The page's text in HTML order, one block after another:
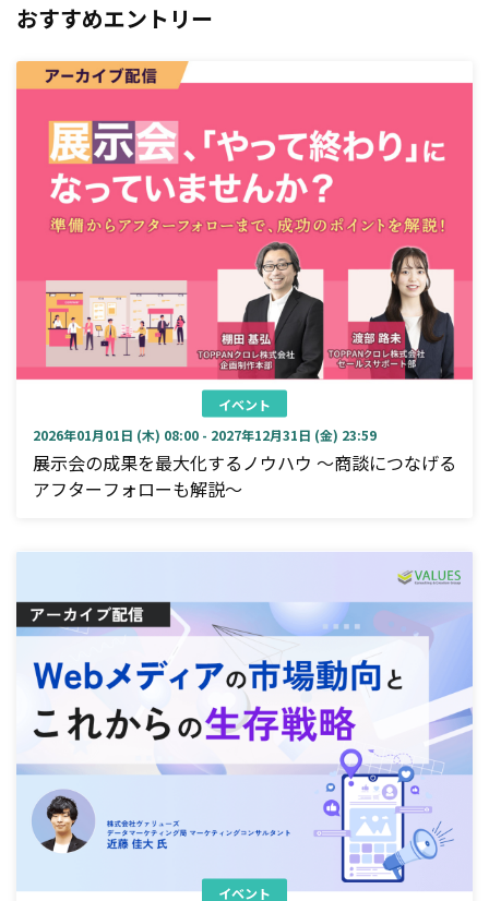
おすすめエントリー
イベント
2026年01月01日 (木) 08:00 - 2027年12月31日 (金) 23:59
展示会の成果を最大化するノウハウ ～商談につなげる
アフターフォローも解説～
イベント